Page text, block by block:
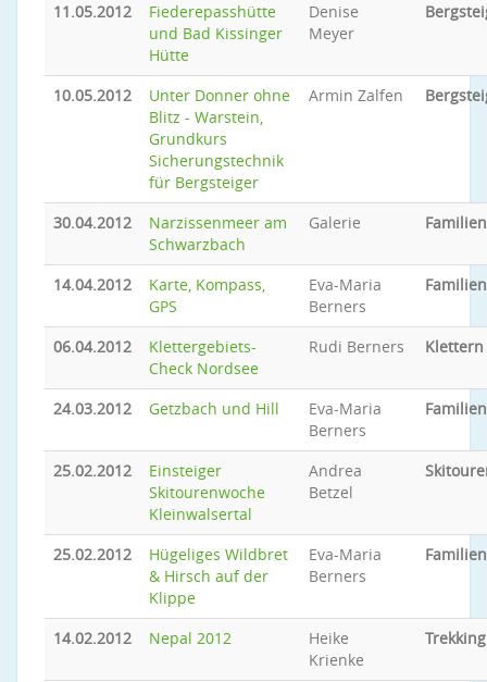
11.05.2012
Fiederepasshütte
und Bad Kissinger
Hütte
Denise
Meyer
10.05.2012
Unter Donner ohne
Blitz - Warstein,
Grundkurs
Sicherungstechnik
für Bergsteiger
Armin Zalfen
30.04.2012
Narzissenmeer am
Schwarzbach
Galerie
14.04.2012
Karte, Kompass,
GPS
Eva-Maria
Berners
06.04.2012
Klettergebiets-
Check Nordsee
Rudi Berners Klettern
24.03.2012 Getzbach und Hill
Eva-Maria
Berners
25.02.2012
Einsteiger
Skitourenwoche
Kleinwalsertal
Andrea
Betzel
25.02.2012
Hügeliges Wildbret
& Hirsch auf der
Klippe
Eva-Maria
Berners
14.02.2012 Nepal 2012
Heike
Krienke
Trekking